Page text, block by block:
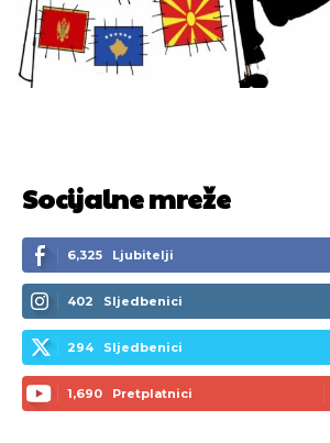
Socijalne mreže
6,325 Ljubitelji
402 Sljedbenici
294 Sljedbenici
1,690 Pretplatnici